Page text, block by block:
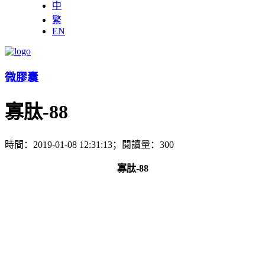
中
繁
EN
微膠囊
寡肽-88
時間：2019-01-08 12:31:13；閱讀量：300
寡肽-88